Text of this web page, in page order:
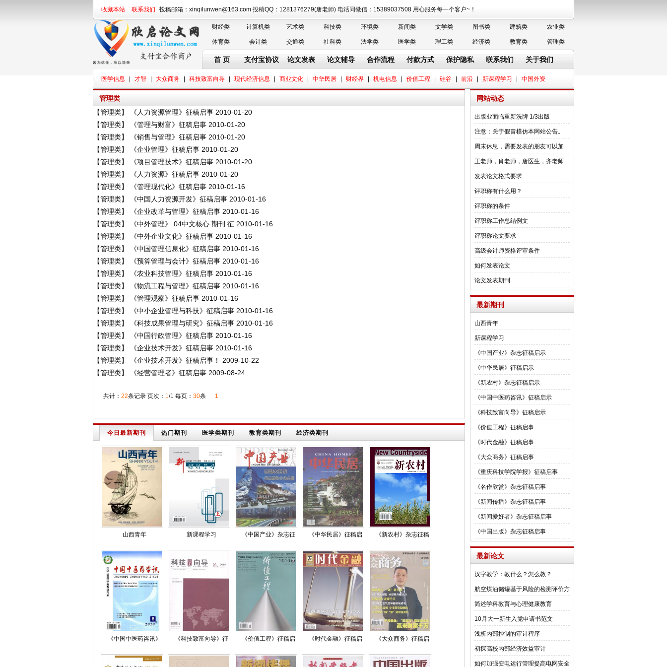
收藏本站 联系我们 投稿邮箱：xinqilunwen@163.com 投稿QQ：1281376279(唐老师) 电话同微信：15389037508 用心服务每一个客户~！
财经类 计算机类 艺术类 科技类 环境类 新闻类 文学类 图书类 建筑类 农业类
体育类 会计类 交通类 社科类 法学类 医学类 理工类 经济类 教育类 管理类
首 页 支付宝协议 论文发表 论文辅导 合作流程 付款方式 保护隐私 联系我们 关于我们
医学信息 才智 大众商务 科技致富向导 现代经济信息 商业文化 中华民居 财经界 机电信息 价值工程 硅谷 前沿 新课程学习 中国外资
管理类
【管理类】 《人力资源管理》征稿启事 2010-01-20
【管理类】 《管理与财富》征稿启事 2010-01-20
【管理类】 《销售与管理》征稿启事 2010-01-20
【管理类】 《企业管理》征稿启事 2010-01-20
【管理类】 《项目管理技术》征稿启事 2010-01-20
【管理类】 《人力资源》征稿启事 2010-01-20
【管理类】 《管理现代化》征稿启事 2010-01-16
【管理类】 《中国人力资源开发》征稿启事 2010-01-16
【管理类】 《企业改革与管理》征稿启事 2010-01-16
【管理类】 《中外管理》 04中文核心 期刊 征 2010-01-16
【管理类】 《中外企业文化》征稿启事 2010-01-16
【管理类】 《中国管理信息化》征稿启事 2010-01-16
【管理类】 《预算管理与会计》征稿启事 2010-01-16
【管理类】 《农业科技管理》征稿启事 2010-01-16
【管理类】 《物流工程与管理》征稿启事 2010-01-16
【管理类】 《管理观察》征稿启事 2010-01-16
【管理类】 《中小企业管理与科技》征稿启事 2010-01-16
【管理类】 《科技成果管理与研究》征稿启事 2010-01-16
【管理类】 《中国行政管理》征稿启事 2010-01-16
【管理类】 《企业技术开发》征稿启事 2010-01-16
【管理类】 《企业技术开发》征稿启事！
2009-10-22
【管理类】 《经营管理者》征稿启事 2009-08-24
共计： 22条记录 页次： 1/1 每页： 30条 1
今日最新期刊 热门期刊 医学类期刊 教育类期刊 经济类期刊
山西青年 新课程学习 《中国产业》杂志征 《中华民居》征稿启 《新农村》杂志征稿
《中国中医药咨讯》 《科技致富向导》征 《价值工程》征稿启 《时代金融》征稿启 《大众商务》征稿启
网站动态
出版业面临重新洗牌 1/3出版
注意：关于假冒模仿本网站公告。
周末休息，需要发表的朋友可以加
王老师，肖老师，唐医生，齐老师
发表论文格式要求
评职称有什么用？
评职称的条件
评职称工作总结例文
评职称论文要求
高级会计师资格评审条件
如何发表论文
论文发表期刊
最新期刊
山西青年
新课程学习
《中国产业》杂志征稿启示
《中华民居》征稿启示
《新农村》杂志征稿启示
《中国中医药咨讯》征稿启示
《科技致富向导》征稿启示
《价值工程》征稿启事
《时代金融》征稿启事
《大众商务》征稿启事
《重庆科技学院学报》征稿启事
《名作欣赏》杂志征稿启事
《新闻传播》杂志征稿启事
《新闻爱好者》杂志征稿启事
《中国出版》杂志征稿启事
最新论文
汉字教学：教什么？怎么教？
航空煤油储罐基于风险的检测评价方
法研
简述学科教育与心理健康教育
10月大一新生入党申请书范文
浅析内部控制的审计程序
初探高校内部经济效益审计
如何加强变电运行管理提高电网安全